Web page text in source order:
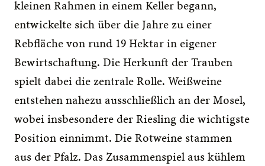
kleinen Rahmen in einem Keller begann,
entwickelte sich über die Jahre zu einer
Rebfläche von rund 19 Hektar in eigener
Bewirtschaftung. Die Herkunft der Trauben
spielt dabei die zentrale Rolle. Weißweine
entstehen nahezu ausschließlich an der Mosel,
wobei insbesondere der Riesling die wichtigste
Position einnimmt. Die Rotweine stammen
aus der Pfalz. Das Zusammenspiel aus kühlem